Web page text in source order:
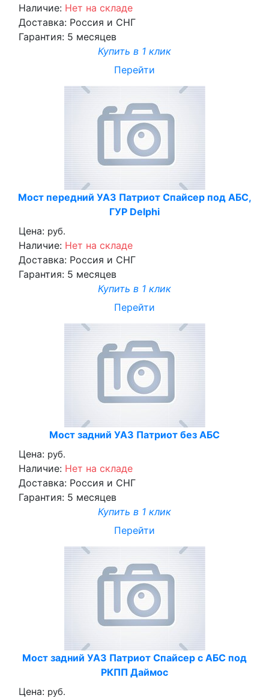
Наличие: Нет на складе
Доставка: Россия и СНГ
Гарантия: 5 месяцев
Купить в 1 клик
Перейти
Мост передний УАЗ Патриот Спайсер под АБС,
ГУР Delphi
Цена: руб.
Наличие: Нет на складе
Доставка: Россия и СНГ
Гарантия: 5 месяцев
Купить в 1 клик
Перейти
Мост задний УАЗ Патриот без АБС
Цена: руб.
Наличие: Нет на складе
Доставка: Россия и СНГ
Гарантия: 5 месяцев
Купить в 1 клик
Перейти
Мост задний УАЗ Патриот Спайсер с АБС под
РКПП Даймос
Цена: руб.